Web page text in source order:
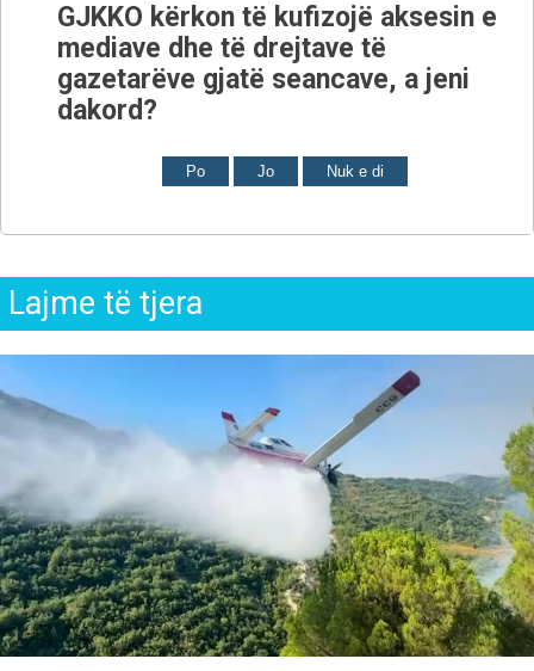
GJKKO kërkon të kufizojë aksesin e
mediave dhe të drejtave të
gazetarëve gjatë seancave, a jeni
dakord?
Po Jo Nuk e di
Lajme të tjera